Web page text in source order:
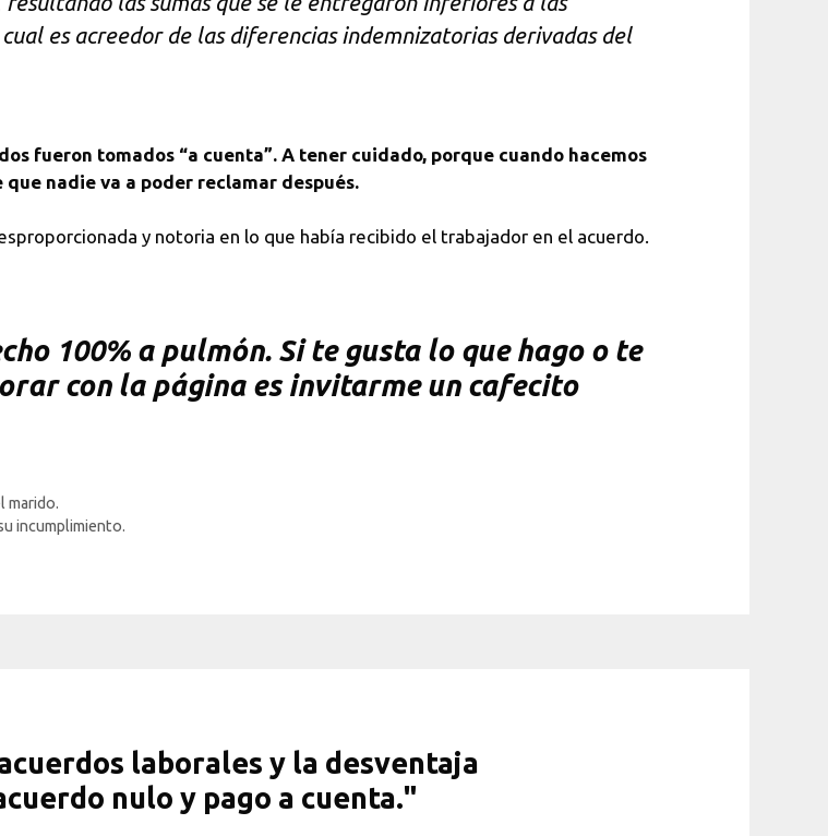
es acreedor de las diferencias indemnizatorias derivadas del
fueron tomados “a cuenta”. A tener cuidado, porque cuando hacemos
nadie va a poder reclamar después.
y notoria en lo que había recibido el trabajador en el acuerdo.
100% a pulmón. Si te gusta lo que hago o te
con la página es invitarme un cafecito
marido.
incumplimiento.
laborales y la desventaja
nulo y pago a cuenta."